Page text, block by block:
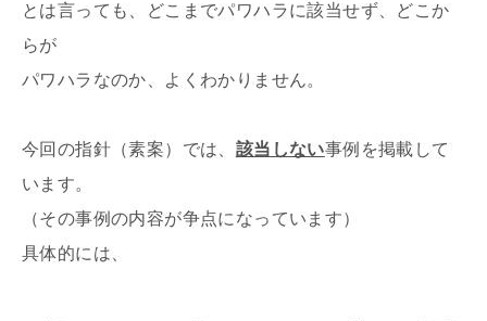
とは言っても、どこまでパワハラに該当せず、どこか
らが
パワハラなのか、よくわかりません。
今回の指針（素案）では、 該当しない事例を掲載して
います。
（その事例の内容が争点になっています）
具体的には、